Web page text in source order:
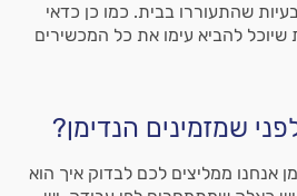
שהתעוררו בבית. כמו כן כדאי
להביא עימו את כל המכשירים
שמזמינים הנדימן?
אנחנו ממליצים לכם לבדוק איך הוא